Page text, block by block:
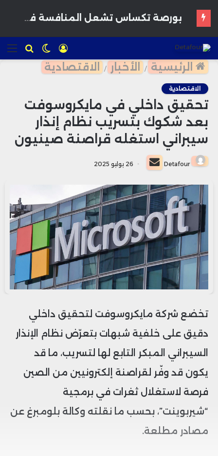
للبحث الوضع
المظلم
تسجيل
الدخول
الرئيسية / الأخبار / الاقتصادية
الاقتصادية
تحقيق داخلي في مايكروسوفت
بعد شكوك بتسريب نظام إنذار
سيبراني استغله قراصنة صينيون
Detafour
أرسل
بريدا
إلكترونيا
26 يوليو 2025
تخضع شركة مايكروسوفت لتحقيق داخلي
دقيق على خلفية شبهات بتعرّض نظام الإنذار
السيبراني المبكر التابع لها لتسريب، ما قد
يكون قد وفّر لقراصنة إلكترونيين من الصين
فرصة لاستغلال ثغرات في برمجية
“شيربوينت”، بحسب ما نقلته وكالة بلومبرغ عن
مصادر مطلعة.